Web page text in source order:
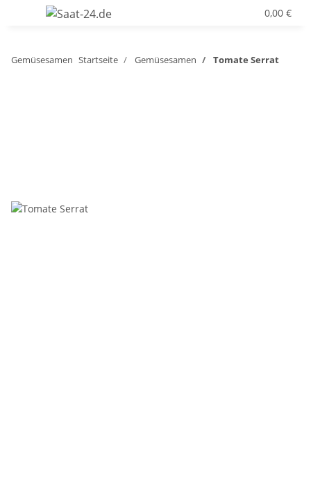
0,00 €
Gemüsesamen Startseite Gemüsesamen Tomate Serrat